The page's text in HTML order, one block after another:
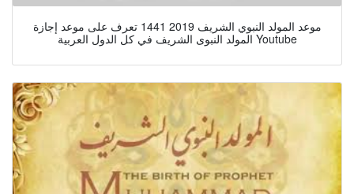
موعد المولد النبوي الشريف 2019 1441 تعرف على موعد إجازة
المولد النبوى الشريف في كل الدول العربية Youtube